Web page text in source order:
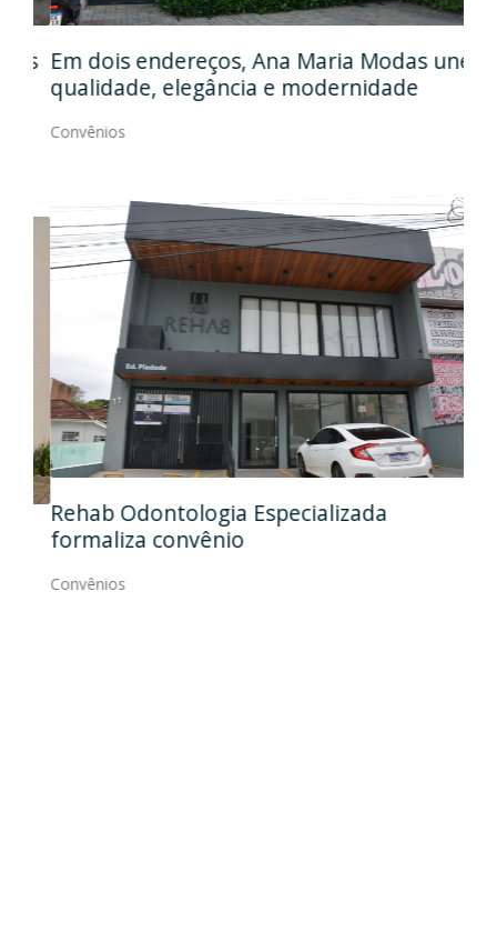
Em dois endereços, Ana Maria Modas une
qualidade, elegância e modernidade
Convênios
Rehab Odontologia Especializada
formaliza convênio
Convênios